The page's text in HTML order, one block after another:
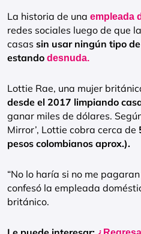
La historia de una empleada
redes sociales luego de que
casas sin usar ningún tipo
estando desnuda.
Lottie Rae, una mujer
desde el 2017 limpiando
ganar miles de dólares.
Mirror’, Lottie cobra cerca de
pesos colombianos aprox.).
“No lo haría si no me
confesó la empleada
británico.